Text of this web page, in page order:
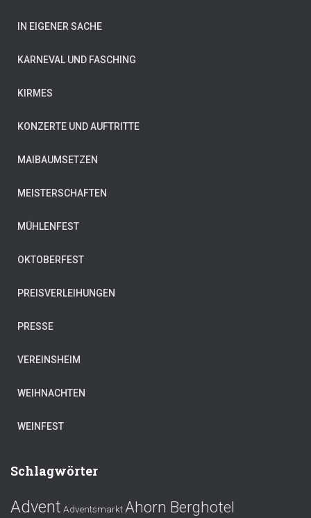
IN EIGENER SACHE
KARNEVAL UND FASCHING
KIRMES
KONZERTE UND AUFTRITTE
MAIBAUMSETZEN
MEISTERSCHAFTEN
MÜHLENFEST
OKTOBERFEST
PREISVERLEIHUNGEN
PRESSE
VEREINSHEIM
WEIHNACHTEN
WEINFEST
Schlagwörter
Advent Adventsmarkt Ahorn Berghotel